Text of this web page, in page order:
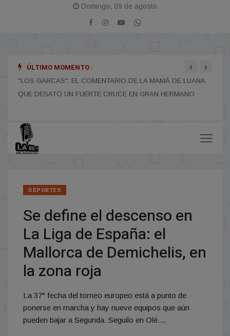
Domingo, 09 de agosto
ÚLTIMO MOMENTO :
"LOS GARCAS": EL COMENTARIO DE LA MAMÁ DE LUANA
QUE DESATÓ UN FUERTE CRUCE EN GRAN HERMANO
‹ ›
DEPORTES
Se define el descenso en
La Liga de España: el
Mallorca de Demichelis, en
la zona roja
La 37° fecha del torneo europeo está a punto de
ponerse en marcha y hay nueve equipos que aún
pueden bajar a Segunda. Seguilo en Olé....